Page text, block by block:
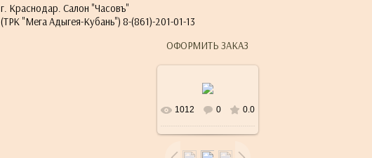
г. Краснодар. Салон "Часовъ"
(ТРК "Мега Адыгея-Кубань") 8-(861)-201-01-13
ОФОРМИТЬ ЗАКАЗ
В реальном
1012 0 0.0